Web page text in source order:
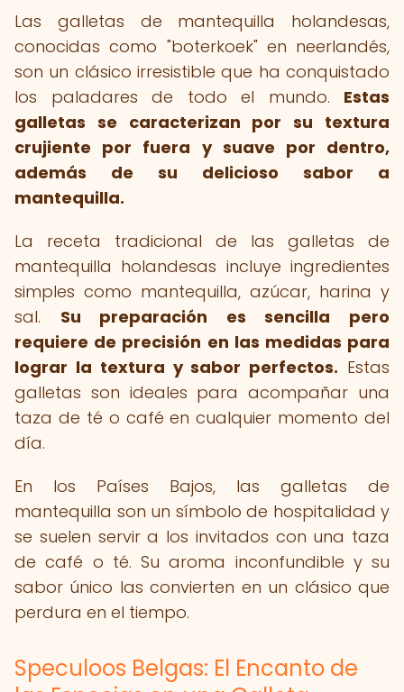
Las galletas de mantequilla holandesas,
conocidas como "boterkoek" en neerlandés,
son un clásico irresistible que ha conquistado
los paladares de todo el mundo. Estas
galletas se caracterizan por su textura
crujiente por fuera y suave por dentro,
además de su delicioso sabor a
mantequilla.
La receta tradicional de las galletas de
mantequilla holandesas incluye ingredientes
simples como mantequilla, azúcar, harina y
sal. Su preparación es sencilla pero
requiere de precisión en las medidas para
lograr la textura y sabor perfectos. Estas
galletas son ideales para acompañar una
taza de té o café en cualquier momento del
día.
En los Países Bajos, las galletas de
mantequilla son un símbolo de hospitalidad y
se suelen servir a los invitados con una taza
de café o té. Su aroma inconfundible y su
sabor único las convierten en un clásico que
perdura en el tiempo.
Speculoos Belgas: El Encanto de